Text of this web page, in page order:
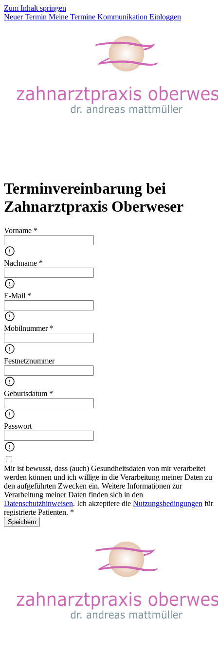
Zum Inhalt springen
Neuer Termin Meine Termine Kommunikation Einloggen
Terminvereinbarung bei
Zahnarztpraxis Oberweser
Vorname *
Nachname *
E-Mail *
Mobilnummer *
Festnetznummer
Geburtsdatum *
Passwort
Mir ist bewusst, dass (auch) Gesundheitsdaten von mir verarbeitet
werden können und ich willige in die Verarbeitung meiner Daten zu
den aufgeführten Zwecken ein. Weitere Informationen zur
Verarbeitung meiner Daten finden sich in den
Datenschutzhinweisen. Ich akzeptiere die Nutzungsbedingungen für
registrierte Patienten. *
Speichern